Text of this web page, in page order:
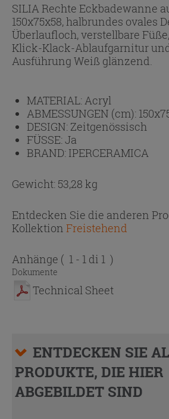
SILIA Rechte Eckbadewanne
150x75x58, halbrundes ovales
Überlaufloch, verstellbare
Klick-Klack-Ablaufgarnitur
Ausführung Weiß glänzend.
MATERIAL: Acryl
ABMESSUNGEN (cm):
DESIGN: Zeitgenössisch
FÜSSE:Ja
BRAND: IPERCERAMICA
Gewicht: 53,28 kg
Entdecken Sie die anderen
Kollektion Freistehend
Anhänge ( 1 - 1 di 1 )
Dokumente
Technical Sheet
ENTDECKEN SIE
PRODUKTE, DIE HIER
ABGEBILDET SIND